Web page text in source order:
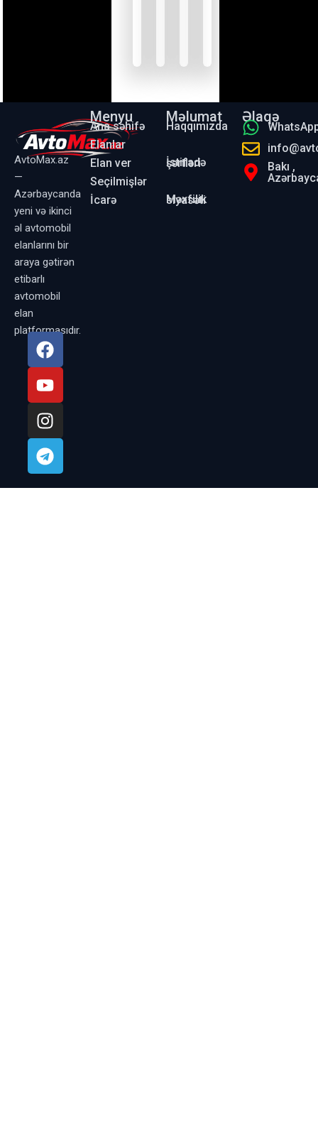
AvtoMax.az
—
Azərbaycanda
yeni və ikinci
əl avtomobil
elanlarını bir
araya gətirən
etibarlı
avtomobil
elan
platformasıdır.
Menyu
Ana səhifə
Elanlar
Elan ver
Seçilmişlər
İcarə
Məlumat
Haqqımızda
İstifadə şərtləri
Məxfilik siyasəti
Əlaqə
Bakı ,